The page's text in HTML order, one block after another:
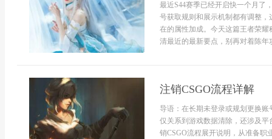
最近S44赛季已经开启快一个月了
号获取规则和展示机制都有调整
在的属性加成。今天这篇王者荣
清最近的最新要点，别再对着陈年
注销CSGO流程详解
导语：在长期未登录或规划更换
仅关系到游戏数据清除，还涉及
销CSGO流程展开说明，从准备职